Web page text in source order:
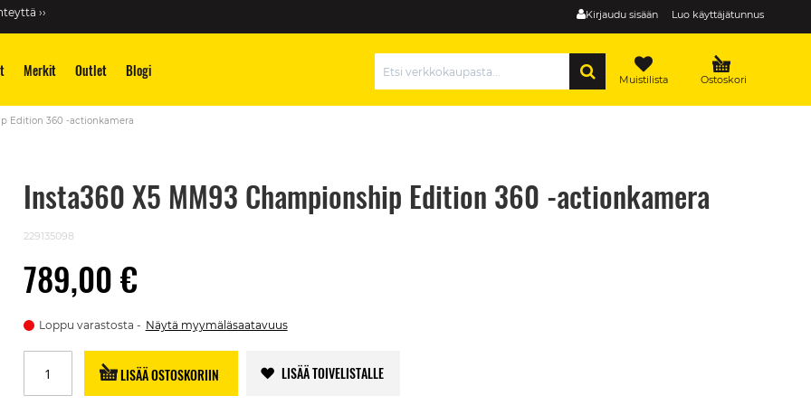
Kirjaudu sisään Luo käyttäjätunnus
››
Merkit Outlet Blogi Ostoskori
Muistilista
Edition 360 -actionkamera
Insta360 X5 MM93 Championship Edition 360 -actionkamera
229135098
789,00 €
Loppu varastosta Näytä myymäläsaatavuus
LISÄÄ OSTOSKORIIN LISÄÄ TOIVELISTALLE